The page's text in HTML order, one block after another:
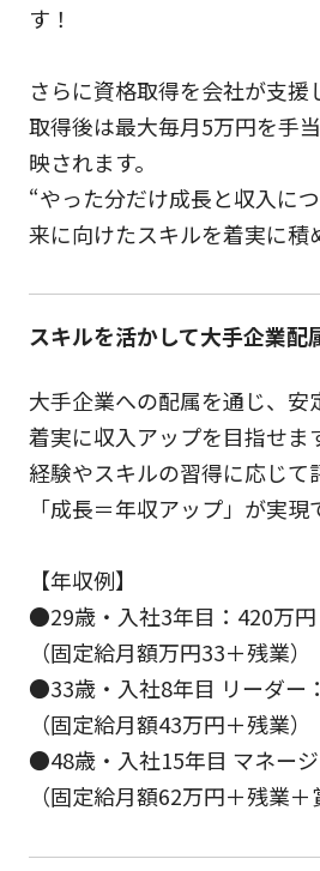
す！
さらに資格取得を会社が支援
取得後は最大毎月5万円を手
映されます。
“やった分だけ成長と収入に
来に向けたスキルを着実に積
スキルを活かして大手企業配
大手企業への配属を通じ、安
着実に収入アップを目指せま
経験やスキルの習得に応じて
「成長＝年収アップ」が実現
【年収例】
●29歳・入社3年目：420万円
（固定給月額万円33＋残業）
●33歳・入社8年目 リーダー
（固定給月額43万円＋残業）
●48歳・入社15年目 マネー
（固定給月額62万円＋残業＋